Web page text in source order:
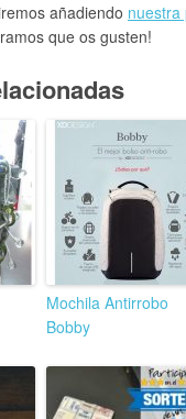
añadiendo nuestra
que os gusten!
Mochila Antirrobo
Bobby